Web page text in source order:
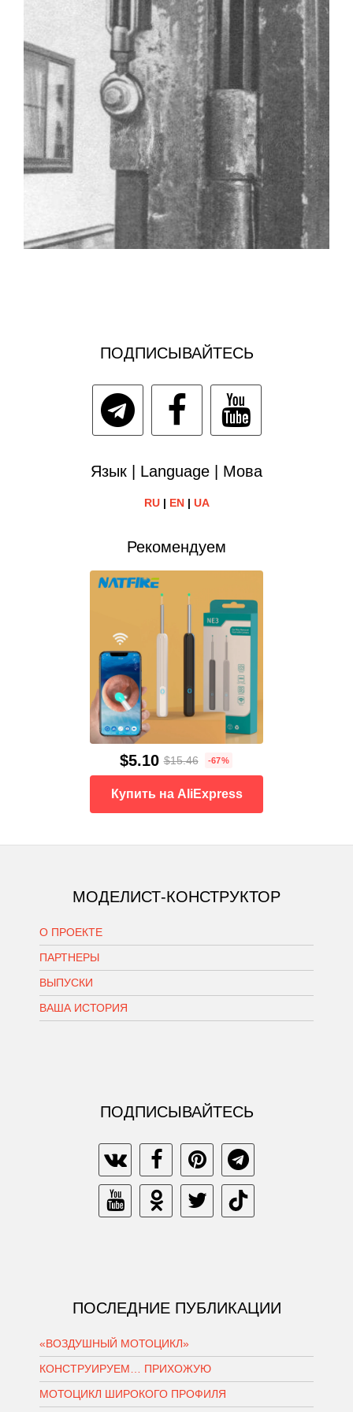
ПОДПИСЫВАЙТЕСЬ
Язык | Language | Мова
RU| EN| UA
Рекомендуем
$5.10 $15.46 -67%
Купить на AliExpress
МОДЕЛИСТ-КОНСТРУКТОР
О ПРОЕКТЕ
ПАРТНЕРЫ
ВЫПУСКИ
ВАША ИСТОРИЯ
ПОДПИСЫВАЙТЕСЬ
ПОСЛЕДНИЕ ПУБЛИКАЦИИ
«ВОЗДУШНЫЙ МОТОЦИКЛ»
КОНСТРУИРУЕМ… ПРИХОЖУЮ
МОТОЦИКЛ ШИРОКОГО ПРОФИЛЯ